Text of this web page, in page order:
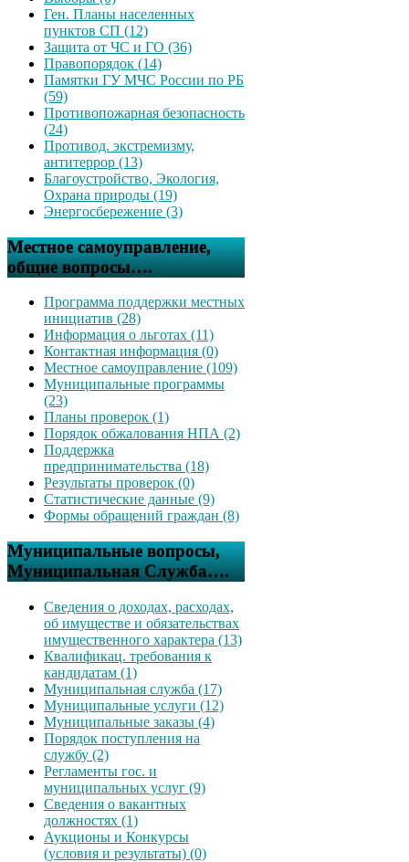
Ген. Планы населенных
пунктов СП (12)
Защита от ЧС и ГО (36)
Правопорядок (14)
Памятки ГУ МЧС России по РБ
(59)
Противопожарная безопасность
(24)
Противод. экстремизму,
антитеррор (13)
Благоустройство, Экология,
Охрана природы (19)
Энергосбережение (3)
Местное самоуправление,
общие вопросы….
Программа поддержки местных
инициатив (28)
Информация о льготах (11)
Контактная информация (0)
Местное самоуправление (109)
Муниципальные программы
(23)
Планы проверок (1)
Порядок обжалования НПА (2)
Поддержка
предпринимательства (18)
Результаты проверок (0)
Статистические данные (9)
Формы обращений граждан (8)
Муниципальные вопросы,
Муниципальная Служба….
Сведения о доходах, расходах,
об имуществе и обязательствах
имущественного характера (13)
Квалификац. требования к
кандидатам (1)
Муниципальная служба (17)
Муниципальные услуги (12)
Муниципальные заказы (4)
Порядок поступления на
службу (2)
Регламенты гос. и
муниципальных услуг (9)
Сведения о вакантных
должностях (1)
Аукционы и Конкурсы
(условия и результаты) (0)